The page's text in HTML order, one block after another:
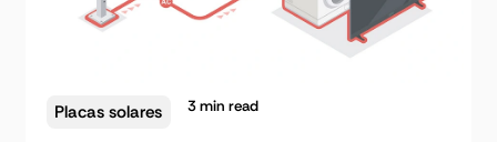
Placas solares 3min read